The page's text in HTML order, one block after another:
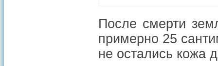
После смерти
примерно 25
не остались кожа